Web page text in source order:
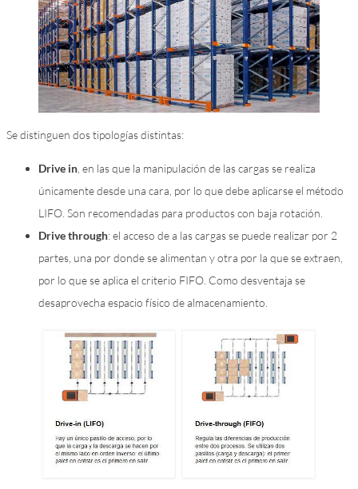
Se distinguen dos tipologías distintas:
Drive in , en las que la manipulación de las cargas se realiza
únicamente desde una cara, por lo que debe aplicarse el método
LIFO. Son recomendadas para productos con baja rotación.
Drive through: el acceso de a las cargas se puede realizar por 2
partes, una por donde se alimentan y otra por la que se extraen,
por lo que se aplica el criterio FIFO. Como desventaja se
desaprovecha espacio físico de almacenamiento.